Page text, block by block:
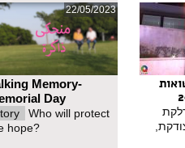
22/05/2023
Memory-
Day
Who will protect
hope?